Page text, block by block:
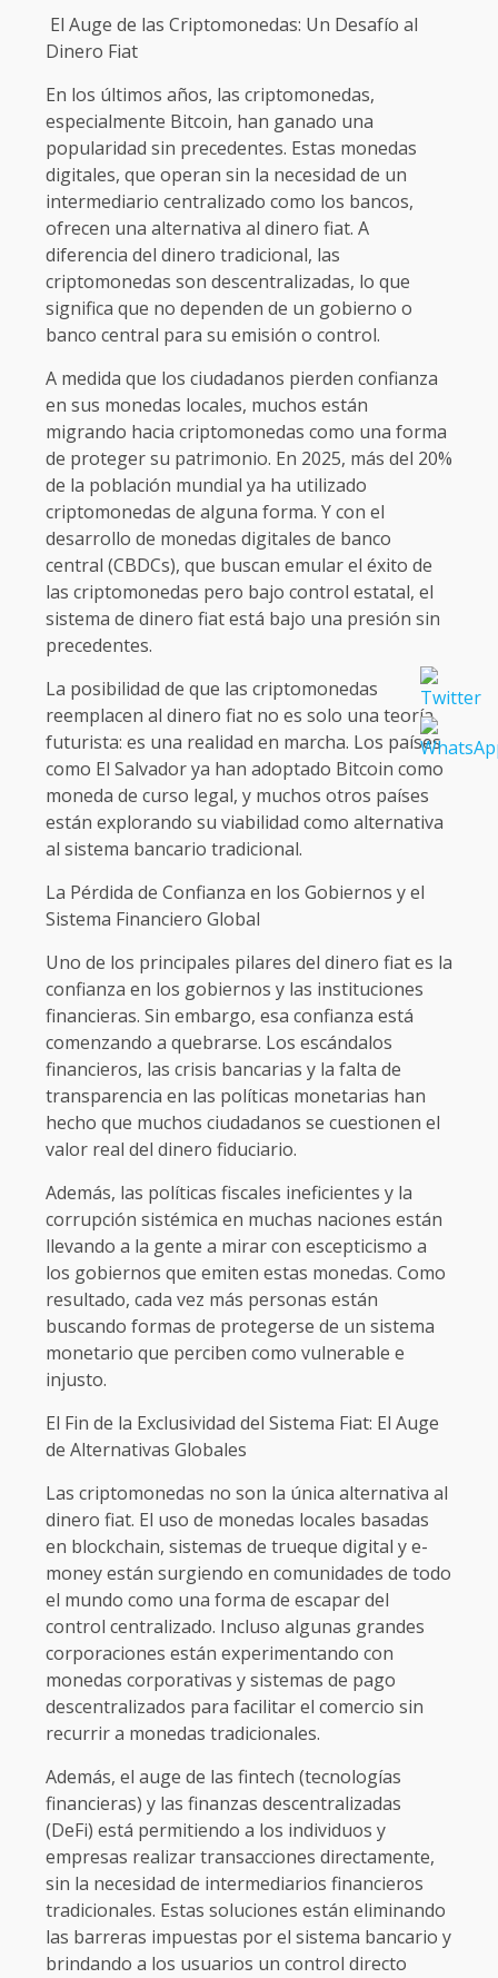
El Auge de las Criptomonedas: Un Desafío al
Dinero Fiat
En los últimos años, las criptomonedas,
especialmente Bitcoin, han ganado una
popularidad sin precedentes. Estas monedas
digitales, que operan sin la necesidad de un
intermediario centralizado como los bancos,
ofrecen una alternativa al dinero fiat. A
diferencia del dinero tradicional, las
criptomonedas son descentralizadas, lo que
significa que no dependen de un gobierno o
banco central para su emisión o control.
A medida que los ciudadanos pierden confianza
en sus monedas locales, muchos están
migrando hacia criptomonedas como una forma
de proteger su patrimonio. En 2025, más del 20%
de la población mundial ya ha utilizado
criptomonedas de alguna forma. Y con el
desarrollo de monedas digitales de banco
central (CBDCs), que buscan emular el éxito de
las criptomonedas pero bajo control estatal, el
sistema de dinero fiat está bajo una presión sin
precedentes.
La posibilidad de que las criptomonedas
reemplacen al dinero fiat no es solo una teoría
futurista: es una realidad en marcha. Los países
como El Salvador ya han adoptado Bitcoin como
moneda de curso legal, y muchos otros países
están explorando su viabilidad como alternativa
al sistema bancario tradicional.
La Pérdida de Confianza en los Gobiernos y el
Sistema Financiero Global
Uno de los principales pilares del dinero fiat es la
confianza en los gobiernos y las instituciones
financieras. Sin embargo, esa confianza está
comenzando a quebrarse. Los escándalos
financieros, las crisis bancarias y la falta de
transparencia en las políticas monetarias han
hecho que muchos ciudadanos se cuestionen el
valor real del dinero fiduciario.
Además, las políticas fiscales ineficientes y la
corrupción sistémica en muchas naciones están
llevando a la gente a mirar con escepticismo a
los gobiernos que emiten estas monedas. Como
resultado, cada vez más personas están
buscando formas de protegerse de un sistema
monetario que perciben como vulnerable e
injusto.
El Fin de la Exclusividad del Sistema Fiat: El Auge
de Alternativas Globales
Las criptomonedas no son la única alternativa al
dinero fiat. El uso de monedas locales basadas
en blockchain, sistemas de trueque digital y e-
money están surgiendo en comunidades de todo
el mundo como una forma de escapar del
control centralizado. Incluso algunas grandes
corporaciones están experimentando con
monedas corporativas y sistemas de pago
descentralizados para facilitar el comercio sin
recurrir a monedas tradicionales.
Además, el auge de las fintech (tecnologías
financieras) y las finanzas descentralizadas
(DeFi) está permitiendo a los individuos y
empresas realizar transacciones directamente,
sin la necesidad de intermediarios financieros
tradicionales. Estas soluciones están eliminando
las barreras impuestas por el sistema bancario y
brindando a los usuarios un control directo